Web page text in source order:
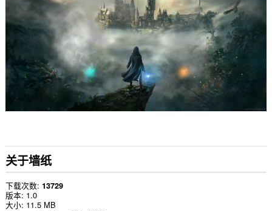
关于墙纸
下载次数 13729
版本 1.0
大小 11.5 MB